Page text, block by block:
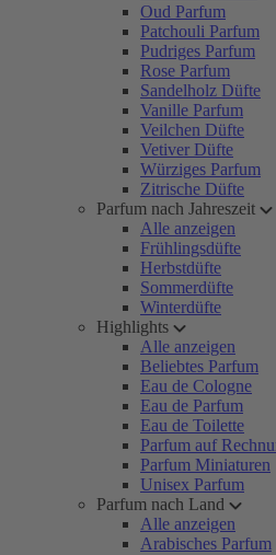
Oud Parfum
Patchouli Parfum
Pudriges Parfum
Rose Parfum
Sandelholz Düfte
Vanille Parfum
Veilchen Düfte
Vetiver Düfte
Würziges Parfum
Zitrische Düfte
Parfum nach Jahreszeit
Alle anzeigen
Frühlingsdüfte
Herbstdüfte
Sommerdüfte
Winterdüfte
Highlights
Alle anzeigen
Beliebtes Parfum
Eau de Cologne
Eau de Parfum
Eau de Toilette
Parfum auf
Parfum Miniaturen
Unisex Parfum
Parfum nach Land
Alle anzeigen
Arabisches Parfum